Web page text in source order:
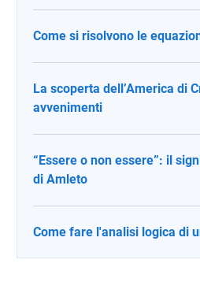
Come si risolvono le
La scoperta dell’America di
avvenimenti
“Essere o non essere”: il
di Amleto
Come fare l'analisi logica di